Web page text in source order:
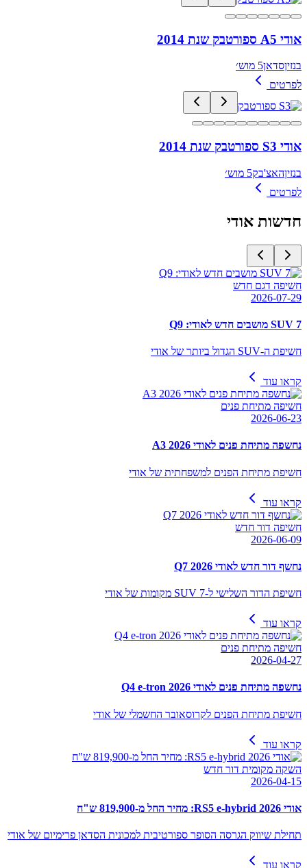
אודי A5 ספורטבק שנת 2014
בנזיןסדאן5 מוש׳
לפרטים
אודי S3 ספורטבק שנת 2014
בנזיןהאצ'בק5 מוש׳
לפרטים
חדשות אודי
חשיפה דגם חדש
2026-07-29
SUV 7 מושבים חדש לאודי: Q9
חשיפת ה-SUV הגדול ביותר של אודי
קראו עוד
חשיפה מתיחת פנים
2026-06-23
נחשפה מתיחת פנים לאודי A3 2026
חשיפת מתיחת הפנים למשפחתית של אודי
קראו עוד
חשיפה דור חדש
2026-06-09
נחשף דור חדש לאודי Q7 2026
חשיפת הדור השלישי ל-SUV 7 מקומות של אודי
קראו עוד
חשיפה מתיחת פנים
2026-04-27
נחשפה מתיחת פנים לאודי Q4 e-tron 2026
חשיפת מתיחת הפנים לקרוסאובר החשמלי של אודי
קראו עוד
השקה מקומית דור חדש
2026-04-15
אודי RS5 e-hybrid 2026: מחיר החל מ-819,900 ש"ח
תחילת שיווק הגרסה הסופר ספורטיבית למכונית הסדאן פרימיום של אודי
קראו עוד